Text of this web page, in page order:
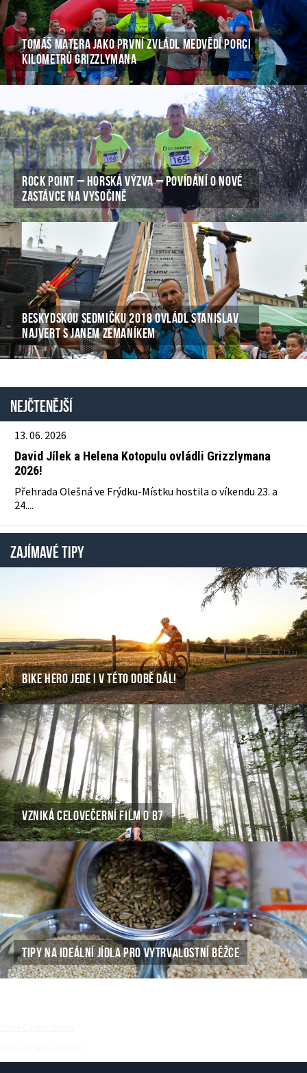
TOMÁŠ MATERA JAKO PRVNÍ ZVLÁDL MEDVĚDÍ PORCI
KILOMETRŮ GRIZZLYMANA
ROCK POINT – HORSKÁ VÝZVA – POVÍDÁNÍ O NOVÉ
ZASTÁVCE NA VYSOČINĚ
BESKYDSKOU SEDMIČKU 2018 OVLÁDL STANISLAV
NAJVERT S JANEM ZEMANÍKEM
Nejčtenější
13. 06. 2026
David Jílek a Helena Kotopulu ovládli Grizzlymana
2026!
Přehrada Olešná ve Frýdku-Místku hostila o víkendu 23. a
24....
ZAJÍMAVÉ TIPY
BIKE HERO JEDE I V TÉTO DOBĚ DÁL!
VZNIKÁ CELOVEČERNÍ FILM O B7
TIPY NA IDEÁLNÍ JÍDLA PRO VYTRVALOSTNÍ BĚŽCE